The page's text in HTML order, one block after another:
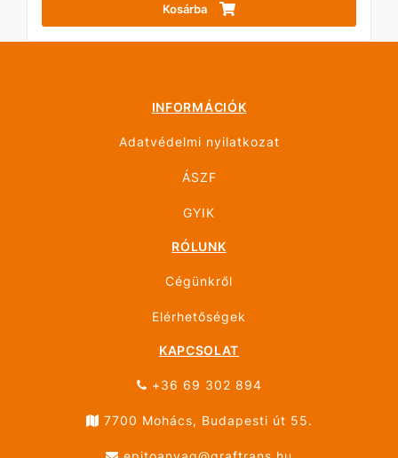
Kosárba
INFORMÁCIÓK
Adatvédelmi nyilatkozat
ÁSZF
GYIK
RÓLUNK
Cégünkről
Elérhetőségek
KAPCSOLAT
+36 69 302 894
7700 Mohács, Budapesti út 55.